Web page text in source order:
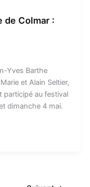
de Colmar :
Yves Barthe
et Alain Seltier,
au festival
dimanche 4 mai.